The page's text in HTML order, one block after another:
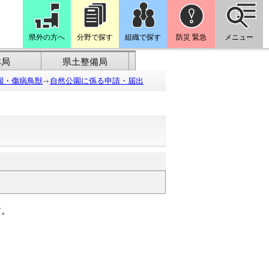
県外の方へ 分野で探す 組織で探す 防災 緊急 メニュー
県土整備局
・傷病鳥獣 自然公園に係る申請・届出